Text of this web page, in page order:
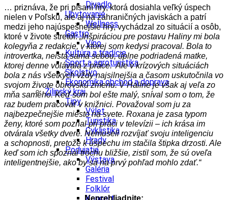
Divadlo
Ubytovanie
Wellness
Gastro
Víno
Kultúra a tradície
Šport a agroturistika
Školstvo
Ekonomika obchod a doprava
Žilinský kraj
Tipy
Výlet
Turistika
Cyklistika
Hrady
Podujatia
Výstava
Galéria
Festival
Folklór
… priznáva, že pri písaní hry, ktorá dosiahla veľký úspech
nielen v Poľsku, ale aj na zahraničných javiskách a patrí
medzi jeho najúspešnejšie hry, vychádzal zo situácií a osôb,
ktoré v živote stretol:„Inšpiráciou pre postavu Haliny mi bola
kolegyňa z redakcie, v ktorej som kedysi pracoval. Bola to
introvertka, neistá sama sebou, úplne podriadená matke,
ktorej denne volávala z práce. Ale v krízových situáciách
bola z nás všetkých vždy najsilnejšia a časom uskutočnila vo
svojom živote obrovskú zmenu. V Haline je však aj veľa zo
mňa samého. Keď som bol ešte malý, sníval som o tom, že
raz budem pracovať v knižnici. Považoval som ju za
najbezpečnejšie miesto na svete. Roxana je zasa typom
ženy, ktoré som poznal pri práci v televízii – ich krása im
otvárala všetky dvere. Nemuseli rozvíjať svoju inteligenciu
a schopnosti, pretože k úspechu im stačila štipka drzosti. Ale
keď som ich spoznal trochu bližšie, zistil som, že sú oveľa
inteligentnejšie, ako by sa na prvý pohľad mohlo zdať.“